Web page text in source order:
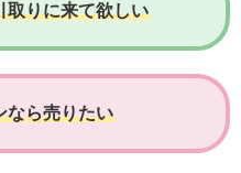
取りに来て欲しい
なら売りたい